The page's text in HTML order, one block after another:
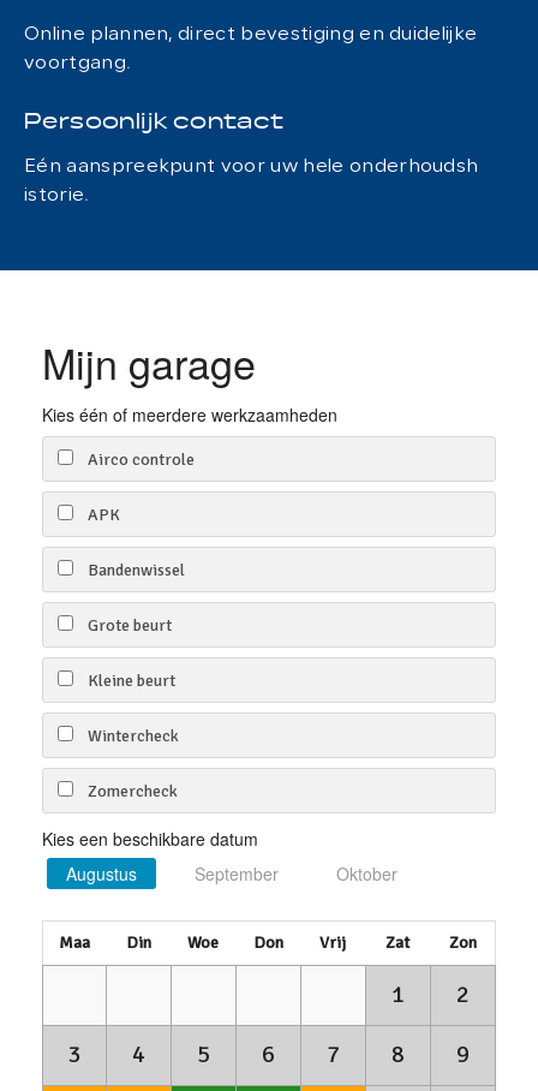
Online plannen, direct bevestiging en duidelijke
voortgang.
Persoonlijk contact
Eén aanspreekpunt voor uw hele onderhoudsh
istorie.